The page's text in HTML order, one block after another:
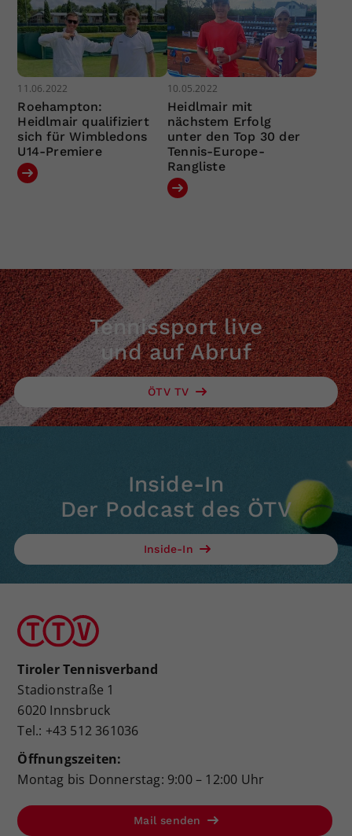
11.06.2022
Roehampton:
Heidlmair qualifiziert
sich für Wimbledons
U14-Premiere
10.05.2022
Heidlmair mit
nächstem Erfolg
unter den Top 30 der
Tennis-Europe-
Rangliste
Tennissport live
und auf Abruf
ÖTV TV
Inside-In
Der Podcast des ÖTV
Inside-In
Tiroler Tennisverband
Stadionstraße 1
6020 Innsbruck
Tel.: +43 512 361036
Öffnungszeiten:
Montag bis Donnerstag: 9:00 – 12:00 Uhr
Mail senden